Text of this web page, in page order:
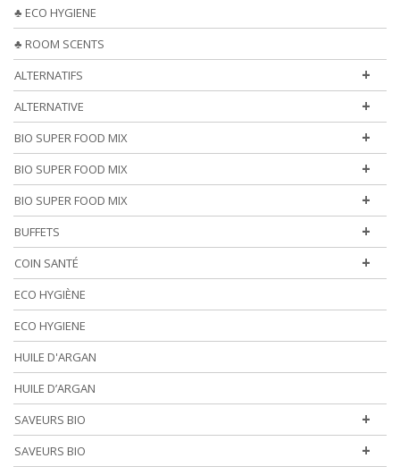
♣ ECO HYGIENE
♣ ROOM SCENTS
+
ALTERNATIFS
+
ALTERNATIVE
+
BIO SUPER FOOD MIX
+
BIO SUPER FOOD MIX
+
BIO SUPER FOOD MIX
+
BUFFETS
+
COIN SANTÉ
ECO HYGIÈNE
ECO HYGIENE
HUILE D'ARGAN
HUILE D’ARGAN
+
SAVEURS BIO
+
SAVEURS BIO